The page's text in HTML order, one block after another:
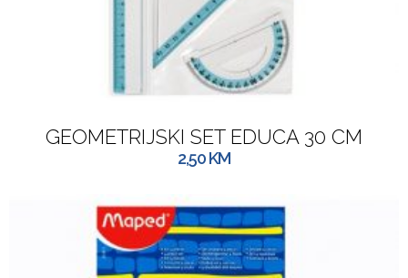
GEOMETRIJSKI SET EDUCA 30 CM
2,50KM